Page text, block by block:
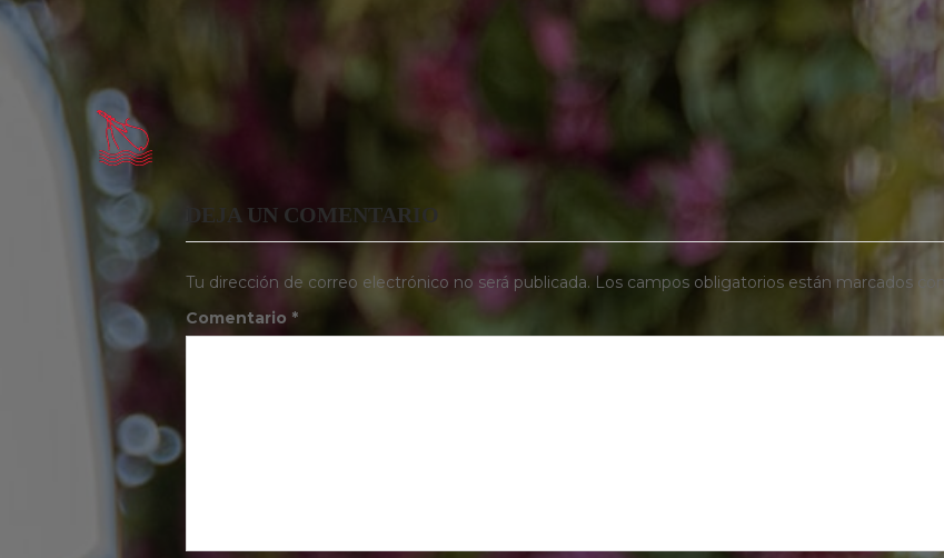
DEJA UN COMENTARIO
Tu dirección de correo electrónico no será publicada. Los campos obligatorios están marcados con
Comentario *